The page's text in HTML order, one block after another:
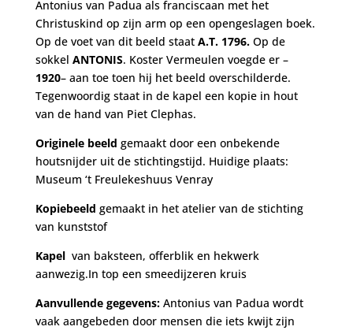
Antonius van Padua als franciscaan met het
Christuskind op zijn arm op een opengeslagen boek.
Op de voet van dit beeld staat A.T. 1796.Op de
sokkel ANTONIS. Koster Vermeulen voegde er –
1920– aan toe toen hij het beeld overschilderde.
Tegenwoordig staat in de kapel een kopie in hout
van de hand van Piet Clephas.
Originele beeld gemaakt door een onbekende
houtsnijder uit de stichtingstijd. Huidige plaats:
Museum ‘t Freulekeshuus Venray
Kopiebeeld gemaakt in het atelier van de stichting
van kunststof
Kapelvan baksteen, offerblik en hekwerk
aanwezig.In top een smeedijzeren kruis
Aanvullende gegevens: Antonius van Padua wordt
vaak aangebeden door mensen die iets kwijt zijn